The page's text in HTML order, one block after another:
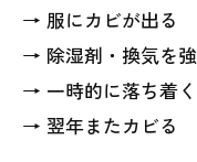
→ 服にカビが出る
→ 除湿剤・換気を
→ 一時的に落ち着く
→ 翌年またカビる